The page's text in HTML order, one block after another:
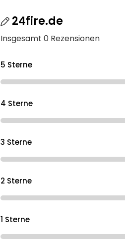
24fire.de
Insgesamt 0 Rezensionen
5 Sterne
4 Sterne
3 Sterne
2 Sterne
1 Sterne